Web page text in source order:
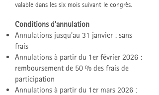
valable dans les six mois suivant le congrès.
Conditions d'annulation
Annulations jusqu'au 31 janvier : sans
frais
Annulations à partir du 1er février 2026 :
remboursement de 50 % des frais de
participation
Annulations à partir du 1er mars 2026 :